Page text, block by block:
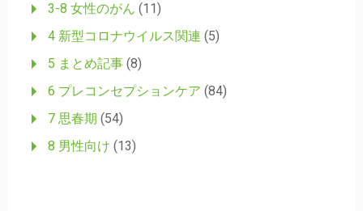
3-8 女性のがん (11)
4 新型コロナウイルス関連 (5)
5 まとめ記事(8)
6 プレコンセプションケア (84)
7 思春期 (54)
8 男性向け (13)